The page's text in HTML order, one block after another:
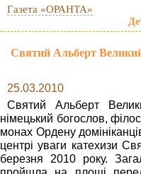
Газета «ОРАНТА»
Святий Альберт
25.03.2010
Святий Альберт
німецький богослов,
монах Ордену
центрі уваги катехизи
березня 2010 року.